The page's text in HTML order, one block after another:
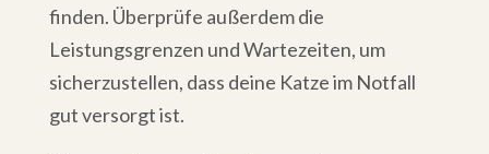
finden. Überprüfe außerdem die
Leistungsgrenzen und Wartezeiten, um
sicherzustellen, dass deine Katze im Notfall
gut versorgt ist.